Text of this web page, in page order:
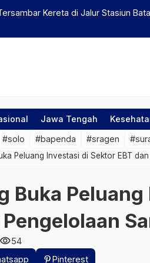
Kereta di Jalur Stasiun
Jawa Tengah
#solo #bapenda #sragen
Peluang Investasi di Sektor EBT
Buka
visibility54
Pinterest